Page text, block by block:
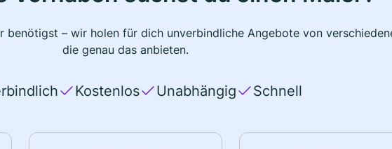
benötigst – wir holen für dich unverbindliche Angebote von
die genau das anbieten.
Kostenlos Unabhängig Schnell